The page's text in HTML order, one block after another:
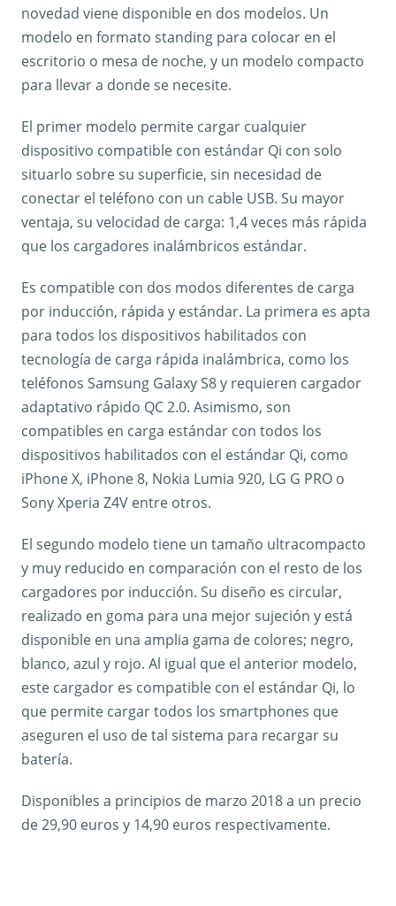
novedad viene disponible en dos modelos. Un
modelo en formato standing para colocar en el
escritorio o mesa de noche, y un modelo compacto
para llevar a donde se necesite.
El primer modelo permite cargar cualquier
dispositivo compatible con estándar Qi con solo
situarlo sobre su superficie, sin necesidad de
conectar el teléfono con un cable USB. Su mayor
ventaja, su velocidad de carga: 1,4 veces más rápida
que los cargadores inalámbricos estándar.
Es compatible con dos modos diferentes de carga
por inducción, rápida y estándar. La primera es apta
para todos los dispositivos habilitados con
tecnología de carga rápida inalámbrica, como los
teléfonos Samsung Galaxy S8 y requieren cargador
adaptativo rápido QC 2.0. Asimismo, son
compatibles en carga estándar con todos los
dispositivos habilitados con el estándar Qi, como
iPhone X, iPhone 8, Nokia Lumia 920, LG G PRO o
Sony Xperia Z4V entre otros.
El segundo modelo tiene un tamaño ultracompacto
y muy reducido en comparación con el resto de los
cargadores por inducción. Su diseño es circular,
realizado en goma para una mejor sujeción y está
disponible en una amplia gama de colores; negro,
blanco, azul y rojo. Al igual que el anterior modelo,
este cargador es compatible con el estándar Qi, lo
que permite cargar todos los smartphones que
aseguren el uso de tal sistema para recargar su
batería.
Disponibles a principios de marzo 2018 a un precio
de 29,90 euros y 14,90 euros respectivamente.